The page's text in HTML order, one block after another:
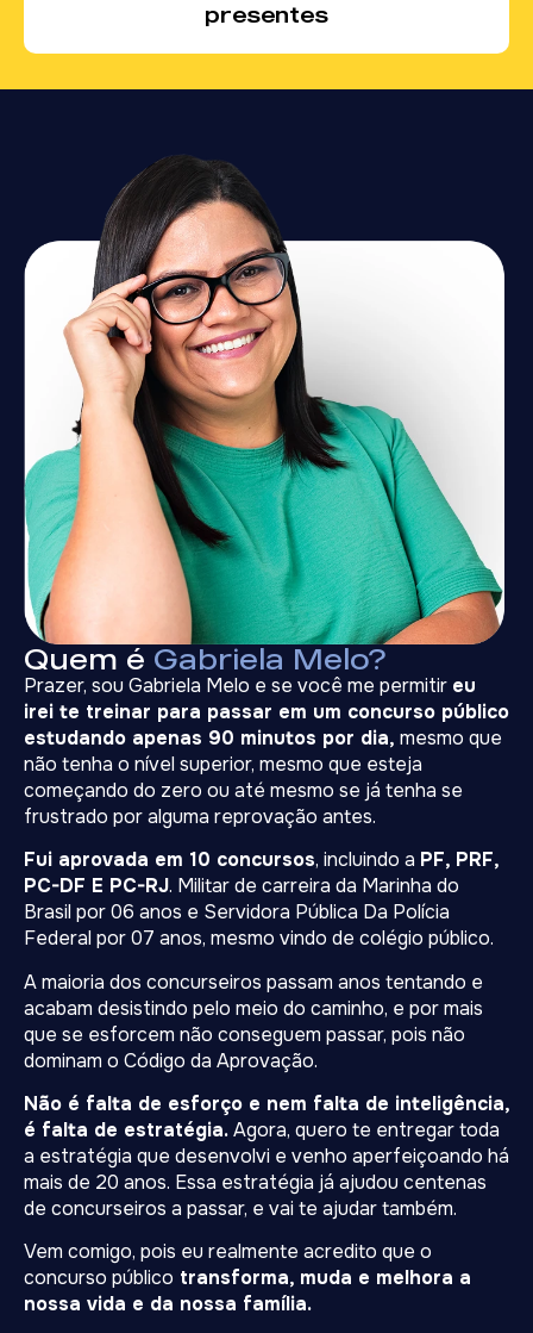
presentes
Quem é Gabriela Melo?
Prazer, sou Gabriela Melo e se você me permitir eu
irei te treinar para passar em um concurso público
estudando apenas 90 minutos por dia, mesmo que
não tenha o nível superior, mesmo que esteja
começando do zero ou até mesmo se já tenha se
frustrado por alguma reprovação antes.
Fui aprovada em 10 concursos, incluindo a PF, PRF,
PC-DF E PC-RJ. Militar de carreira da Marinha do
Brasil por 06 anos e Servidora Pública Da Polícia
Federal por 07 anos, mesmo vindo de colégio público.
A maioria dos concurseiros passam anos tentando e
acabam desistindo pelo meio do caminho, e por mais
que se esforcem não conseguem passar, pois não
dominam o Código da Aprovação.
Não é falta de esforço e nem falta de inteligência,
é falta de estratégia.Agora, quero te entregar toda
a estratégia que desenvolvi e venho aperfeiçoando há
mais de 20 anos. Essa estratégia já ajudou centenas
de concurseiros a passar, e vai te ajudar também.
Vem comigo, pois eu realmente acredito que o
concurso público transforma, muda e melhora a
nossa vida e da nossa família.